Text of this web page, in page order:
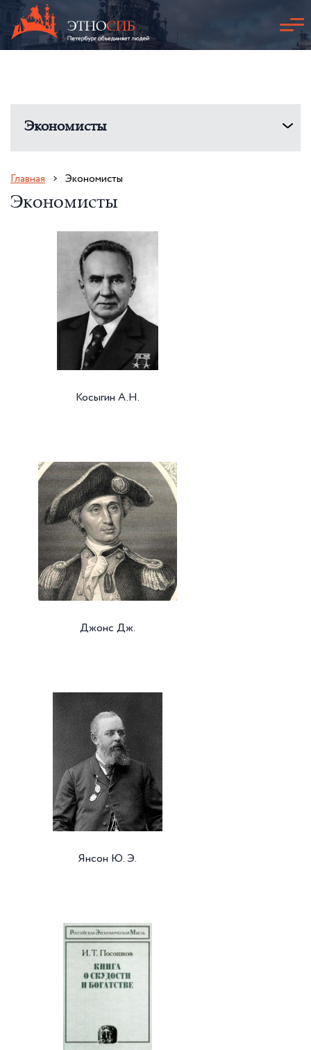
Экономисты
Главная Экономисты
Экономисты
Косыгин А.Н.
Джонс Дж.
Янсон Ю. Э.